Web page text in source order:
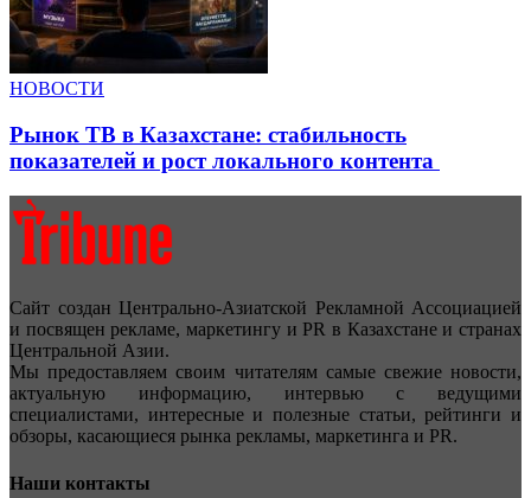
НОВОСТИ
Рынок ТВ в Казахстане: стабильность
показателей и рост локального контента
Сайт создан Центрально-Азиатской Рекламной Ассоциацией
и посвящен рекламе, маркетингу и PR в Казахстане и странах
Центральной Азии.
Мы предоставляем своим читателям самые свежие новости,
актуальную информацию, интервью с ведущими
специалистами, интересные и полезные статьи, рейтинги и
обзоры, касающиеся рынка рекламы, маркетинга и PR.
Наши контакты